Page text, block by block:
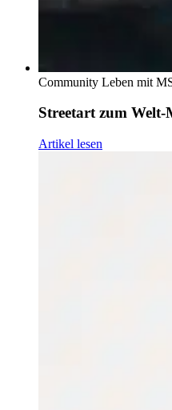
Community Leben mit
Streetart zum
Artikel lesen